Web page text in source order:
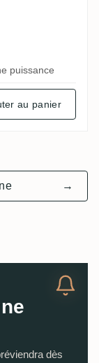
puissance
au panier
→
dès